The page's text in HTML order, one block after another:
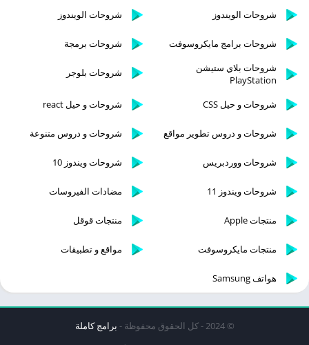
شروحات الويندوز شروحات الويندوز
شروحات برامج مايكروسوفت
شروحات برمجة
شروحات بلاي ستيشن
PlayStation
شروحات بلوجر
شروحات و حيل CSS شروحات و حيل react
شروحات و دروس تطوير مواقع شروحات و دروس متنوعة
شروحات ووردبريس شروحات ويندوز 10
شروحات ويندوز 11 مضادات الفيروسات
منتجات Apple منتجات قوقل
منتجات مايكروسوفت مواقع و تطبيقات
هواتف Samsung
© 2024 - كل الحقوق محفوظة - برامج كاملة